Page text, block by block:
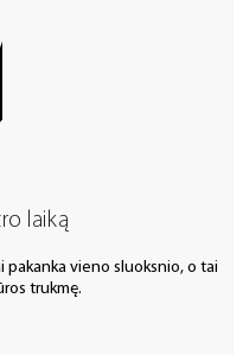
laiką
vieno sluoksnio, o tai
trukmę.